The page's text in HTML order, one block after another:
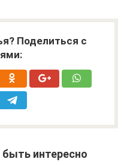
Поделиться с
интересно